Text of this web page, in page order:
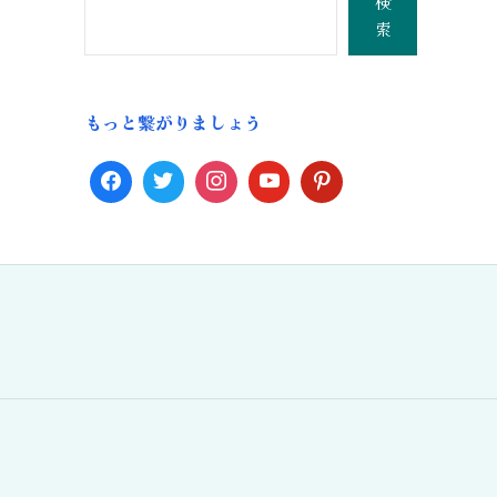
索
もっと繋がりましょう